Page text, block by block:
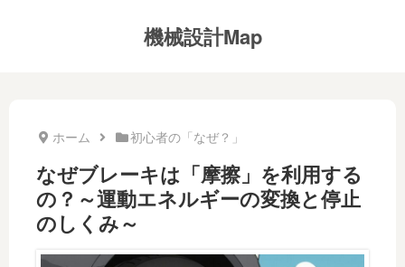
機械設計Map
ホーム 初心者の「なぜ？」
なぜブレーキは「摩擦」を利用する
の？～運動エネルギーの変換と停止
のしくみ～